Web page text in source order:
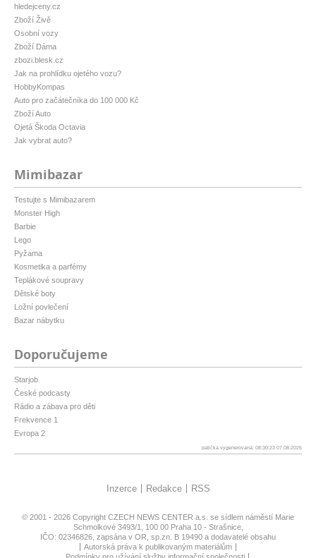
hledejceny.cz
Zboží Živě
Osobní vozy
Zboží Dáma
zbozi.blesk.cz
Jak na prohlídku ojetého vozu?
HobbyKompas
Auto pro začátečníka do 100 000 Kč
Zboží Auto
Ojetá Škoda Octavia
Jak vybrat auto?
Mimibazar
Testujte s Mimibazarem
Monster High
Barbie
Lego
Pyžama
Kosmetika a parfémy
Teplákové soupravy
Dětské boty
Ložní povlečení
Bazar nábytku
Doporučujeme
Starjob
České podcasty
Rádio a zábava pro děti
Frekvence 1
Evropa 2
patička vygenerovaná: 08:30:23 07.08.2026
Inzerce Redakce RSS
© 2001 - 2026 Copyright CZECH NEWS CENTER a.s. se sídlem náměstí Marie
Schmolkové 3493/1, 100 00 Praha 10 - Strašnice,
IČO: 02346826, zapsána v OR, sp.zn. B 19490 a dodavatelé obsahu
Autorská práva k publikovaným materiálům